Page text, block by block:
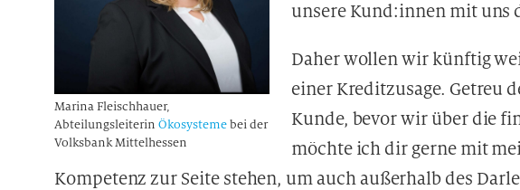
Marina Fleischhauer,
Abteilungsleiterin Ökosystemebei der
Volksbank Mittelhessen
unsere Kund:innen mit uns
Daher wollen wir künftig
einer Kreditzusage. Getreu
Kunde, bevor wir über die
möchte ich dir gerne mit
Kompetenz zur Seite stehen, um auch außerhalb des